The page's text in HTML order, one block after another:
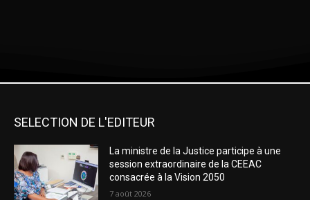
SELECTION DE L'EDITEUR
La ministre de la Justice participe à une
session extraordinaire de la CEEAC
consacrée à la Vision 2050
7 août 2026